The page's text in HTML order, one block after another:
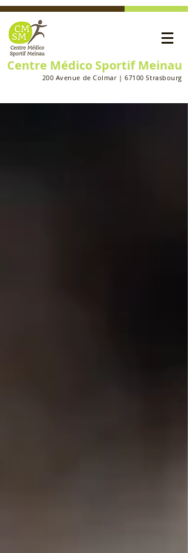
Centre Médico Sportif Meinau
200 Avenue de Colmar | 67100 Strasbourg